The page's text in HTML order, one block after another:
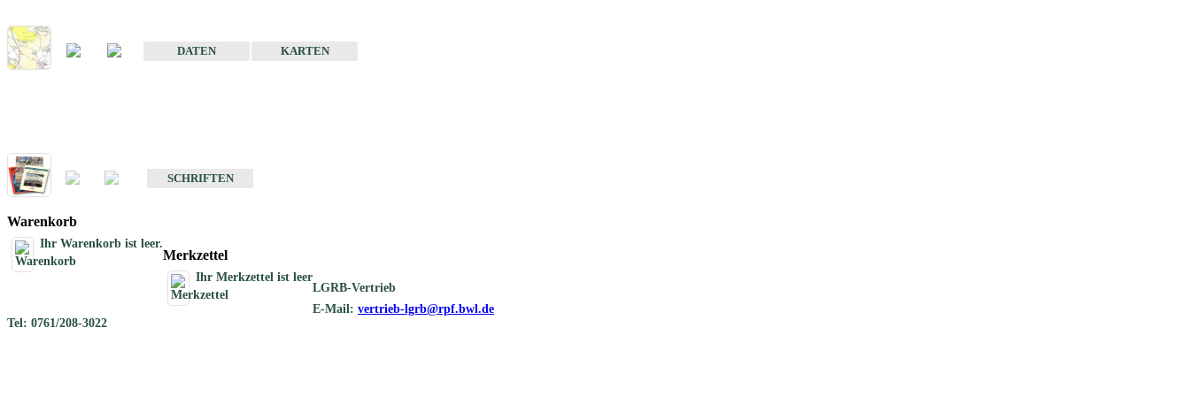
DATEN
KARTEN
SCHRIFTEN
Warenkorb
Ihr Warenkorb ist leer.
Merkzettel
Ihr Merkzettel ist leer
LGRB-Vertrieb
E-Mail: vertrieb-lgrb@rpf.bwl.de
Tel: 0761/208-3022